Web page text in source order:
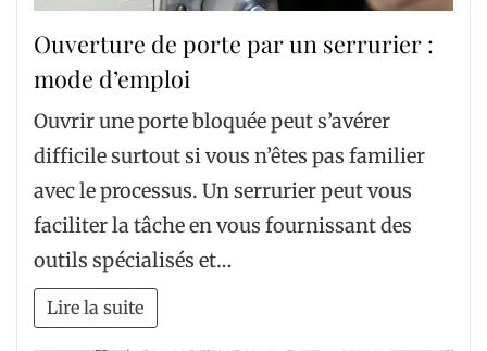
Ouverture de porte par un serrurier :
mode d’emploi
Ouvrir une porte bloquée peut s’avérer
difficile surtout si vous n’êtes pas familier
avec le processus. Un serrurier peut vous
faciliter la tâche en vous fournissant des
outils spécialisés et…
Lire la suite